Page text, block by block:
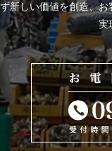
ず新しい価値を創造、お
実